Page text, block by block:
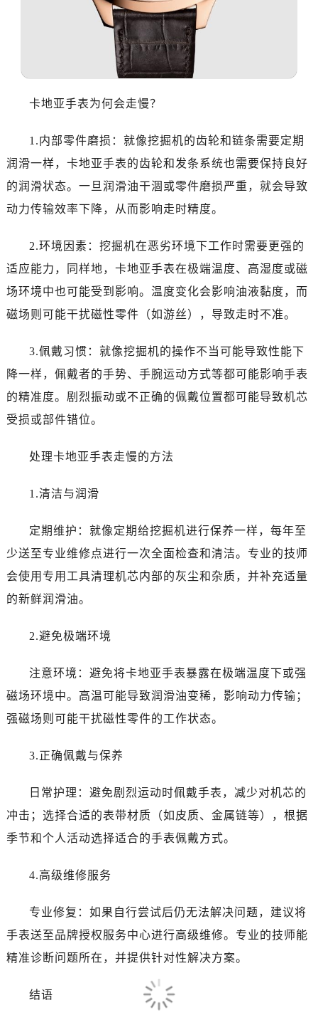
卡地亚手表为何会走慢？
1.内部零件磨损：就像挖掘机的齿轮和链条需要定期
润滑一样，卡地亚手表的齿轮和发条系统也需要保持良好
的润滑状态。一旦润滑油干涸或零件磨损严重，就会导致
动力传输效率下降，从而影响走时精度。
2.环境因素：挖掘机在恶劣环境下工作时需要更强的
适应能力，同样地，卡地亚手表在极端温度、高湿度或磁
场环境中也可能受到影响。温度变化会影响油液黏度，而
磁场则可能干扰磁性零件（如游丝），导致走时不准。
3.佩戴习惯：就像挖掘机的操作不当可能导致性能下
降一样，佩戴者的手势、手腕运动方式等都可能影响手表
的精准度。剧烈振动或不正确的佩戴位置都可能导致机芯
受损或部件错位。
处理卡地亚手表走慢的方法
1.清洁与润滑
定期维护：就像定期给挖掘机进行保养一样，每年至
少送至专业维修点进行一次全面检查和清洁。专业的技师
会使用专用工具清理机芯内部的灰尘和杂质，并补充适量
的新鲜润滑油。
2.避免极端环境
注意环境：避免将卡地亚手表暴露在极端温度下或强
磁场环境中。高温可能导致润滑油变稀，影响动力传输；
强磁场则可能干扰磁性零件的工作状态。
3.正确佩戴与保养
日常护理：避免剧烈运动时佩戴手表，减少对机芯的
冲击；选择合适的表带材质（如皮质、金属链等），根据
季节和个人活动选择适合的手表佩戴方式。
4.高级维修服务
专业修复：如果自行尝试后仍无法解决问题，建议将
手表送至品牌授权服务中心进行高级维修。专业的技师能
精准诊断问题所在，并提供针对性解决方案。
结语